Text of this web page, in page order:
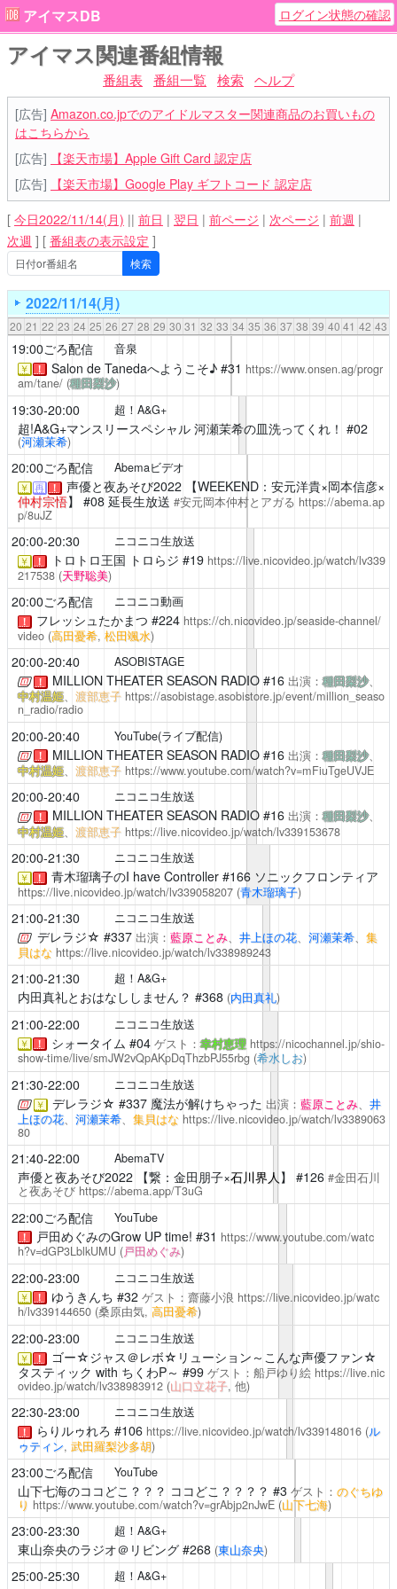
アイマスDB ログイン状態の確認
アイマス関連番組情報
番組表 番組一覧 検索 ヘルプ
[広告] Amazon.co.jpでのアイドルマスター関連商品のお買いもの
はこちらから
[広告]
【楽天市場】Apple Gift Card 認定店
[広告]
【楽天市場】Google Play ギフトコード 認定店
[ 今日2022/11/14(月) || 前日 | 翌日 | 前ページ | 次ページ | 前週 |
次週 ] [ 番組表の表示設定 ]
2022/11/14(月)
20 21 22 23 24 25 26 27 28 29 30 31 32 33 34 35 36 37 38 39 40 41 42 43
19:00ごろ配信 音泉
￥ ！ Salon de Tanedaへようこそ♪#31 https://www.onsen.ag/progr
am/tane/ (種田梨沙)
19:30-20:00 超！A&G+
超!A&G+マンスリースペシャル 河瀬茉希の皿洗ってくれ！ #02
(河瀬茉希)
20:00ごろ配信 Abemaビデオ
￥ 再 ！ 声優と夜あそび2022【WEEKEND：安元洋貴×岡本信彦×
仲村宗悟】 #08 延長生放送 #安元岡本仲村とアガる https://abema.ap
p/8uJZ
20:00-20:30 ニコニコ生放送
￥ ！ トロトロ王国 トロらジ #19 https://live.nicovideo.jp/watch/lv339
217538 (天野聡美)
20:00ごろ配信 ニコニコ動画
！ フレッシュたかまつ #224 https://ch.nicovideo.jp/seaside-channel/
video (高田憂希, 松田颯水)
20:00-20:40 ASOBISTAGE
！ MILLION THEATER SEASON RADIO#16 出演：種田梨沙、
中村温姫、 渡部恵子 https://asobistage.asobistore.jp/event/million_seaso
n_radio/radio
20:00-20:40 YouTube(ライブ配信)
！ MILLION THEATER SEASON RADIO#16 出演：種田梨沙、
中村温姫、 渡部恵子 https://www.youtube.com/watch?v=mFiuTgeUVJE
20:00-20:40 ニコニコ生放送
！ MILLION THEATER SEASON RADIO#16 出演：種田梨沙、
中村温姫、 渡部恵子 https://live.nicovideo.jp/watch/lv339153678
20:00-21:30 ニコニコ生放送
￥ ！ 青木瑠璃子のI have Controller#166 ソニックフロンティア
https://live.nicovideo.jp/watch/lv339058207 (青木瑠璃子)
21:00-21:30 ニコニコ生放送
デレラジ☆ #337 出演： 藍原ことみ、 井上ほの花、 河瀬茉希、 集
貝はな https://live.nicovideo.jp/watch/lv338989243
21:00-21:30 超！A&G+
内田真礼とおはなししません？ #368 (内田真礼)
21:00-22:00 ニコニコ生放送
￥ ！ シォータイム #04 ゲスト：幸村恵理 https://nicochannel.jp/shio-
show-time/live/smJW2vQpAKpDqThzbPJ55rbg (希水しお)
21:30-22:00 ニコニコ生放送
￥ デレラジ☆ #337 魔法が解けちゃった 出演： 藍原ことみ、 井
上ほの花、 河瀬茉希、 集貝はな https://live.nicovideo.jp/watch/lv3389063
80
21:40-22:00 AbemaTV
声優と夜あそび2022【繋：金田朋子×石川界人 】 #126 #金田石川
と夜あそび https://abema.app/T3uG
22:00ごろ配信 YouTube
！ 戸田めぐみのGrow UP time! #31 https://www.youtube.com/watc
h?v=dGP3LblkUMU (戸田めぐみ)
22:00-23:00 ニコニコ生放送
￥ ！ ゆうきんち #32 ゲスト：齋藤小浪 https://live.nicovideo.jp/watc
h/lv339144650 (桑原由気, 高田憂希)
22:00-23:00 ニコニコ生放送
￥ ！
ゴー☆ジャス＠レボ☆リューション～こんな声優ファン☆
タスティック with ちくわP～ #99 ゲスト：船戸ゆり絵 https://live.nic
ovideo.jp/watch/lv338983912 (山口立花子, 他)
22:30-23:00 ニコニコ生放送
！ らりルゥれろ #106 https://live.nicovideo.jp/watch/lv339148016 (ル
ゥティン, 武田羅梨沙多胡)
23:00ごろ配信 YouTube
山下七海のココどこ？？？ ココどこ？？？？ #3 ゲスト： のぐちゆ
り https://www.youtube.com/watch?v=grAbjp2nJwE (山下七海)
23:00-23:30 超！A&G+
東山奈央のラジオ＠リビング#268 (東山奈央)
25:00-25:30 超！A&G+